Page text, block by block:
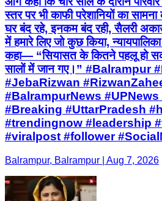
स्तर पर भी काफी परेशानियों का
घर बंद रहे, इनकम बंद रही, सैलरी
में हमारे लिए जो कुछ किया,
कहा— “सियासत के कितने पहलू हो
सालों में जान गए।” #Balrampur
#JebaRizwan
#BalrampurNews
#Breaking #UttarPradesh
#trendingnow #leadership
#viralpost #follower
Balrampur, Balrampur | Aug 7, 2026